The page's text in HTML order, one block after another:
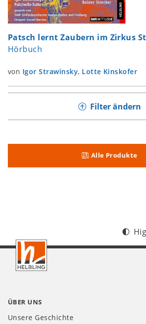
Patsch lernt Zaubern im Zirkus
Hörbuch
von Igor Strawinsky, Lotte Kinskofer
Filter ändern
Alle Produkte
Footer
CH
ÜBER UNS
Unsere Geschichte